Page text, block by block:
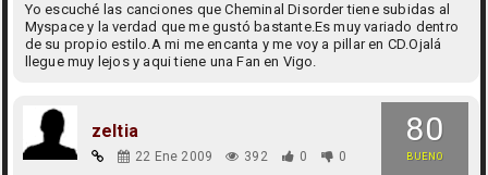
Yo escuché las canciones que Cheminal Disorder tiene subidas al
Myspace y la verdad que me gustó bastante.Es muy variado dentro
de su propio estilo.A mi me encanta y me voy a pillar en CD.Ojalá
llegue muy lejos y aqui tiene una Fan en Vigo.
80
BUENO
zeltia
22 Ene 2009 392 0 0